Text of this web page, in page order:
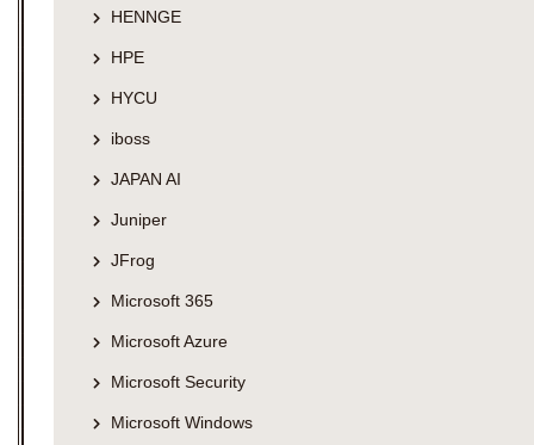
HENNGE
HPE
HYCU
iboss
JAPAN AI
Juniper
JFrog
Microsoft 365
Microsoft Azure
Microsoft Security
Microsoft Windows